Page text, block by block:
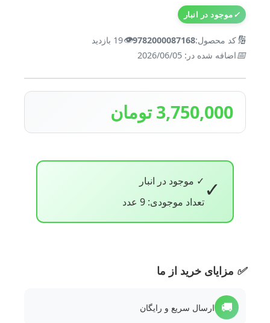
✓موجود در انبار
🔢کد محصول:9782000087168
👁️19 بازدید
📅اضافه شده در: 2026/06/05
3,750,000 تومان
✓ ✓ موجود در انبار
تعداد موجودی: 9 عدد
✅ مزایای خرید از ما
🚚 ارسال سریع و رایگان